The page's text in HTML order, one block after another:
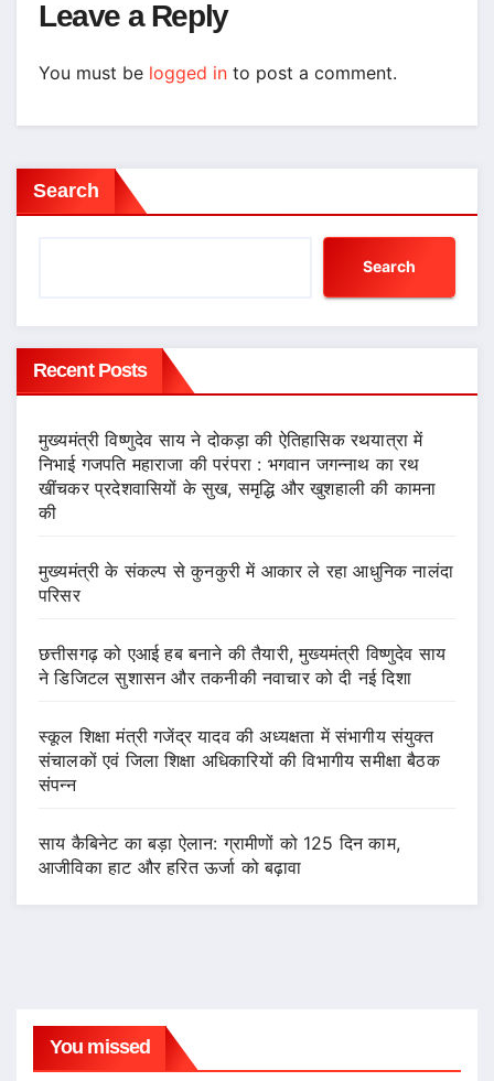
Leave a Reply
You must be logged in to post a comment.
Search
Search
Recent Posts
मुख्यमंत्री विष्णुदेव साय ने दोकड़ा की ऐतिहासिक रथयात्रा में
निभाई गजपति महाराजा की परंपरा : भगवान जगन्नाथ का रथ
खींचकर प्रदेशवासियों के सुख, समृद्धि और खुशहाली की कामना
की
मुख्यमंत्री के संकल्प से कुनकुरी में आकार ले रहा आधुनिक नालंदा
परिसर
छत्तीसगढ़ को एआई हब बनाने की तैयारी, मुख्यमंत्री विष्णुदेव साय
ने डिजिटल सुशासन और तकनीकी नवाचार को दी नई दिशा
स्कूल शिक्षा मंत्री गजेंद्र यादव की अध्यक्षता में संभागीय संयुक्त
संचालकों एवं जिला शिक्षा अधिकारियों की विभागीय समीक्षा बैठक
संपन्न
साय कैबिनेट का बड़ा ऐलान: ग्रामीणों को 125 दिन काम,
आजीविका हाट और हरित ऊर्जा को बढ़ावा
You missed